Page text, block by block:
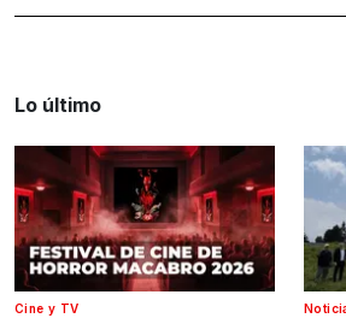
Lo último
Cine y TV